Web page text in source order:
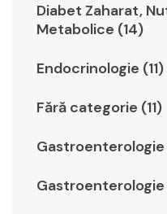
Diabet Zaharat,
Metabolice (14)
Endocrinologie (11)
Fără categorie (11)
Gastroenterologie